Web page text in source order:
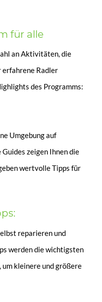
für alle
an Aktivitäten, die
erfahrene Radler
des Programms:
Umgebung auf
zeigen Ihnen die
wertvolle Tipps für
reparieren und
werden die wichtigsten
kleinere und größere